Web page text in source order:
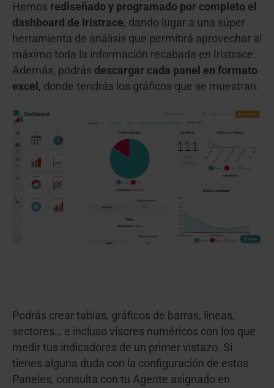
Hemos rediseñado y programado por completo el
dashboard de Iristrace, dando lugar a una súper
herramienta de análisis que permitirá aprovechar al
máximo toda la información recabada en Iristrace.
Además, podrás descargar cada panel en formato
excel , donde tendrás los gráficos que se muestran.
Podrás crear tablas, gráficos de barras, lineas,
sectores… e incluso visores numéricos con los que
medir tus indicadores de un primer vistazo. Si
tienes alguna duda con la configuración de estos
Paneles, consulta con tu Agente asignado en